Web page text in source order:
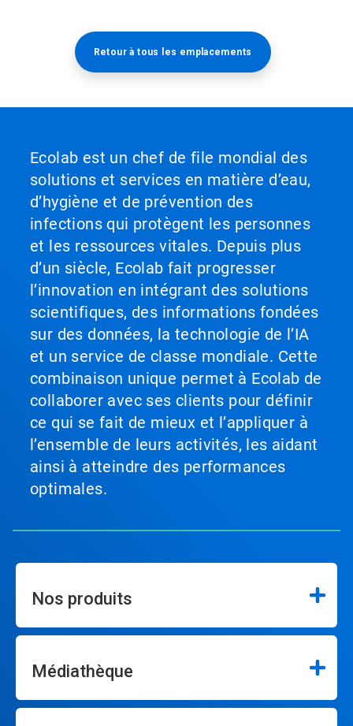
Retour à tous les emplacements​​​​​​​
Ecolab est un chef de file mondial des
solutions et services en matière d’eau,
d’hygiène et de prévention des
infections qui protègent les personnes
et les ressources vitales. Depuis plus
d’un siècle, Ecolab fait progresser
l’innovation en intégrant des solutions
scientifiques, des informations fondées
sur des données, la technologie de l’IA
et un service de classe mondiale. Cette
combinaison unique permet à Ecolab de
collaborer avec ses clients pour définir
ce qui se fait de mieux et l’appliquer à
l’ensemble de leurs activités, les aidant
ainsi à atteindre des performances
optimales.
Nos produits
Médiathèque